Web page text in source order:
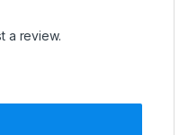
a review.